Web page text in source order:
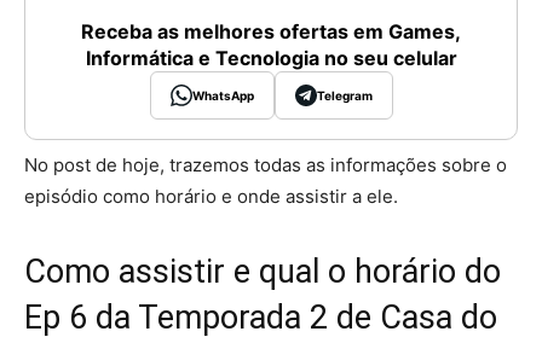
Receba as melhores ofertas em Games,
Informática e Tecnologia no seu celular
WhatsApp Telegram
No post de hoje, trazemos todas as informações sobre o
episódio como horário e onde assistir a ele.
Como assistir e qual o horário do
Ep 6 da Temporada 2 de Casa do